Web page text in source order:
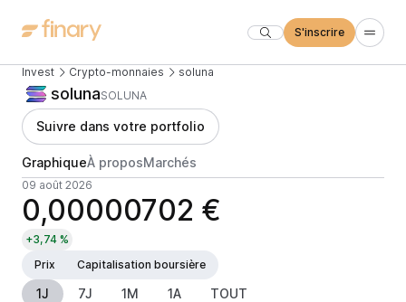
S'inscrire
Invest Crypto-monnaies soluna
solunaSOLUNA
Suivre dans votre portfolio
GraphiqueÀ proposMarchés
09 août 2026
0,00000702 €
+3,74 %
Prix
Capitalisation boursière
1J 7J 1M 1A TOUT